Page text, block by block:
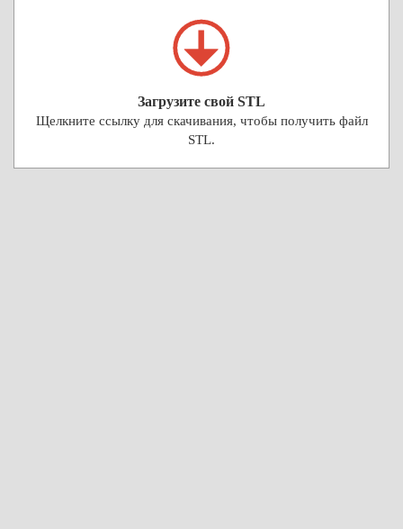
Загрузите свой STL
Щелкните ссылку для скачивания, чтобы получить файл
STL.